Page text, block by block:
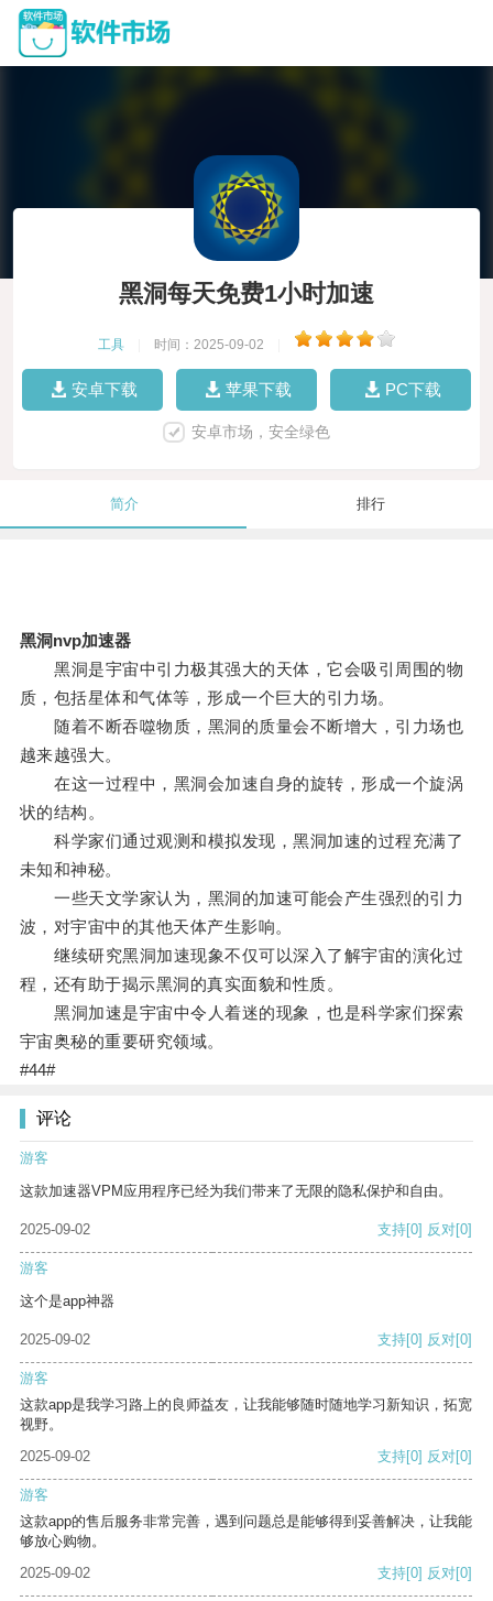
黑洞每天免费1小时加速
工具 时间：2025-09-02
安卓下载 苹果下载 PC下载
安卓市场，安全绿色
简介 排行
黑洞nvp加速器
黑洞是宇宙中引力极其强大的天体，它会吸引周围的物
质，包括星体和气体等，形成一个巨大的引力场。
随着不断吞噬物质，黑洞的质量会不断增大，引力场也
越来越强大。
在这一过程中，黑洞会加速自身的旋转，形成一个旋涡
状的结构。
科学家们通过观测和模拟发现，黑洞加速的过程充满了
未知和神秘。
一些天文学家认为，黑洞的加速可能会产生强烈的引力
波，对宇宙中的其他天体产生影响。
继续研究黑洞加速现象不仅可以深入了解宇宙的演化过
程，还有助于揭示黑洞的真实面貌和性质。
黑洞加速是宇宙中令人着迷的现象，也是科学家们探索
宇宙奥秘的重要研究领域。
#44#
评论
游客
这款加速器VPM应用程序已经为我们带来了无限的隐私保护和自由。
2025-09-02 支持[0] 反对[0]
游客
这个是app神器
2025-09-02 支持[0] 反对[0]
游客
这款app是我学习路上的良师益友，让我能够随时随地学习新知识，拓宽
视野。
2025-09-02
支持[0] 反对[0]
游客
这款app的售后服务非常完善，遇到问题总是能够得到妥善解决，让我能
够放心购物。
2025-09-02
支持[0] 反对[0]